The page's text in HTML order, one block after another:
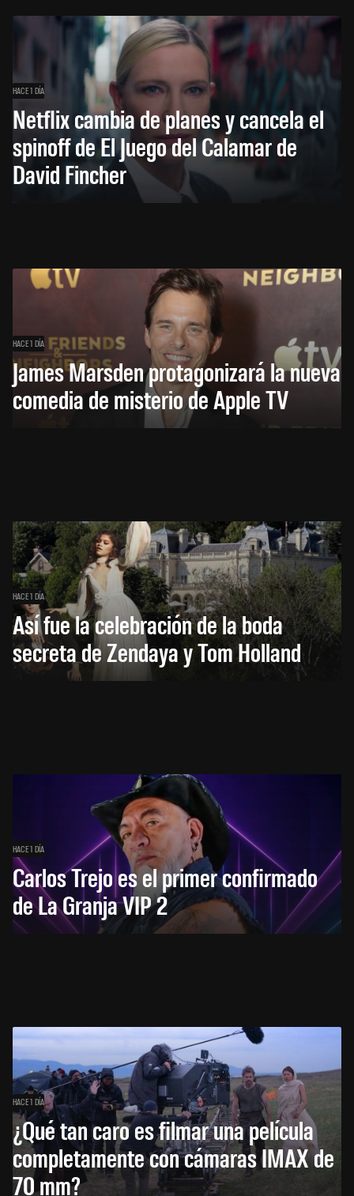
HACE 1 DÍA
Netflix cambia de planes y cancela el
spinoff de El Juego del Calamar de
David Fincher
HACE 1 DÍA
James Marsden protagonizará la nueva
comedia de misterio de Apple TV
HACE 1 DÍA
Así fue la celebración de la boda
secreta de Zendaya y Tom Holland
HACE 1 DÍA
Carlos Trejo es el primer confirmado
de La Granja VIP 2
HACE 1 DÍA
¿Qué tan caro es filmar una película
completamente con cámaras IMAX de
70 mm?